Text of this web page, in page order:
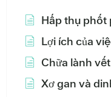
Hấp thụ phốt
Lợi ích của
Chữa lành
Xơ gan và